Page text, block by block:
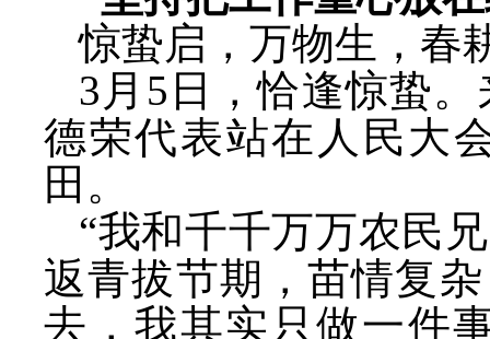
惊蛰启，万物生，春
3月5日，恰逢惊蛰
德荣代表站在人民大
田。
“我和千千万万农民
返青拔节期，苗情复
去，我其实只做一件